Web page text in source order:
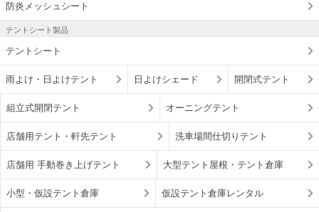
防炎メッシュシート
テントシート製品
テントシート
雨よけ・日よけテント 日よけシェード 開閉式テント
組立式開閉テント オーニングテント
店舗用テント・軒先テント 洗車場間仕切りテント
店舗用 手動巻き上げテント 大型テント屋根・テント倉庫
小型・仮設テント倉庫 仮設テント倉庫レンタル